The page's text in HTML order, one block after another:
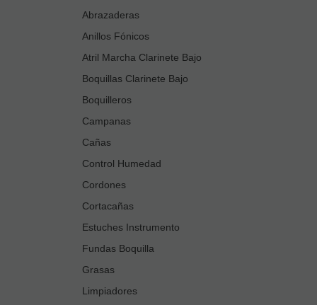
Abrazaderas
Anillos Fónicos
Atril Marcha Clarinete Bajo
Boquillas Clarinete Bajo
Boquilleros
Campanas
Cañas
Control Humedad
Cordones
Cortacañas
Estuches Instrumento
Fundas Boquilla
Grasas
Limpiadores